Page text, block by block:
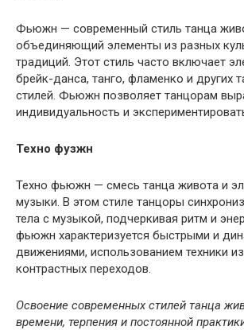
Фьюжн — современный стиль танца
объединяющий элементы из разных
традиций. Этот стиль часто включает
брейк-данса, танго, фламенко и других
стилей. Фьюжн позволяет танцорам
индивидуальность и
Техно фузжн
Техно фьюжн — смесь танца живота и
музыки. В этом стиле танцоры
тела с музыкой, подчеркивая ритм и
фьюжн характеризуется быстрыми и
движениями, использованием техники
контрастных переходов.
Освоение современных стилей танца
времени, терпения и постоянной